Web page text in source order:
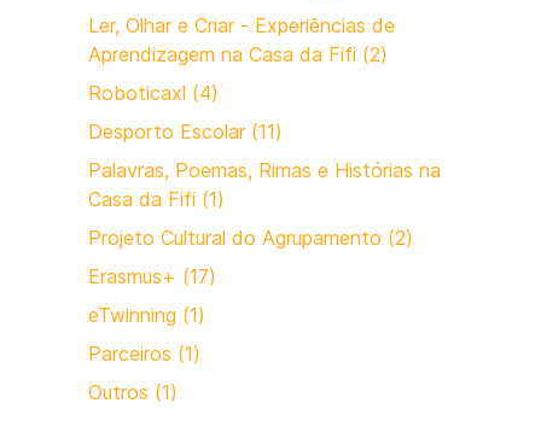
Ler, Olhar e Criar - Experiências de
Aprendizagem na Casa da Fifi (2)
Roboticaxl (4)
Desporto Escolar (11)
Palavras, Poemas, Rimas e Histórias na
Casa da Fifi (1)
Projeto Cultural do Agrupamento (2)
Erasmus+ (17)
eTwinning (1)
Parceiros (1)
Outros (1)